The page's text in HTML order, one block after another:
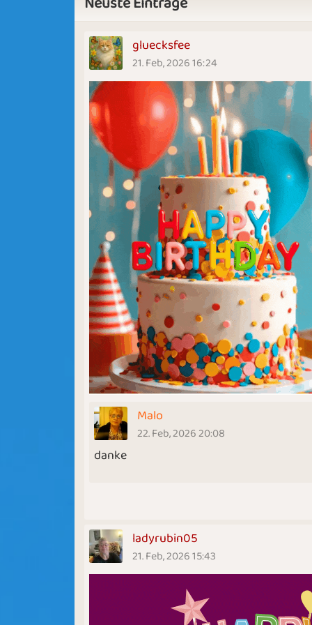
gluecksfee
21. Feb, 2026 16:24
Malo
22. Feb, 2026 20:08
danke
ladyrubin05
21. Feb, 2026 15:43